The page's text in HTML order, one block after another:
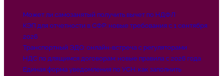
Может ли самозанятый получить вычет по НДФЛ
КЭП для отчетности в СФР: новые требования с 1 сентября
2026
Транспортный ЭДО: онлайн-встреча с регуляторами
НДС по длящимся договорам: новые правила с 2026 года
Единая форма уведомления по УСН: как заполнить